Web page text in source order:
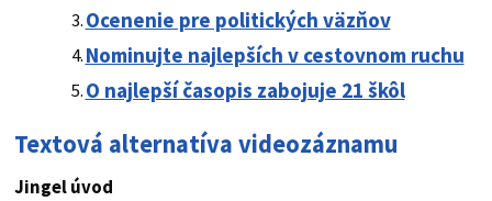
Ocenenie pre politických väzňov
Nominujte najlepších v cestovnom ruchu
O najlepší časopis zabojuje 21 škôl
Textová alternatíva videozáznamu
Jingel úvod